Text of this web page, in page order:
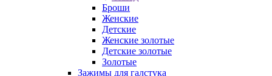
Броши
Женские
Детские
Женские золотые
Детские золотые
Золотые
Зажимы для галстука